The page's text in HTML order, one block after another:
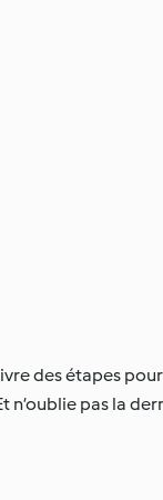
des étapes
n’oublie pas la